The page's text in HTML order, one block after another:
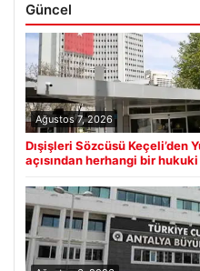
Güncel
Ağustos 7, 2026
Dışişleri Sözcüsü Keçeli’den
açısından herhangi bir